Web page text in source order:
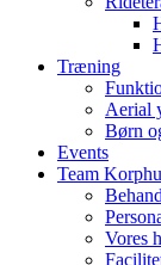
Træning
Aerial
Børn
Events
Team
Vores